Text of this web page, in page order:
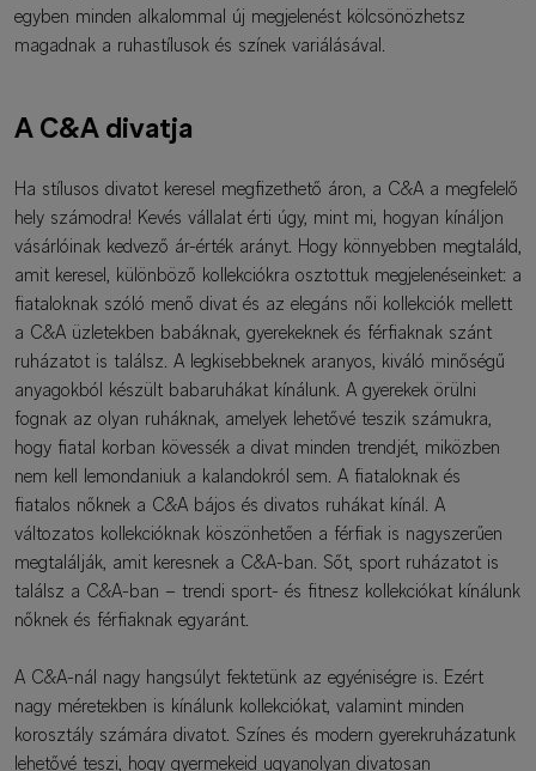
egyben minden alkalommal új megjelenést kölcsönözhetsz
magadnak a ruhastílusok és színek variálásával.
A C&A divatja
Ha stílusos divatot keresel megfizethető áron, a C&A a megfelelő
hely számodra! Kevés vállalat érti úgy, mint mi, hogyan kínáljon
vásárlóinak kedvező ár-érték arányt. Hogy könnyebben megtaláld,
amit keresel, különböző kollekciókra osztottuk megjelenéseinket: a
fiataloknak szóló menő divat és az elegáns női kollekciók mellett
a C&A üzletekben babáknak, gyerekeknek és férfiaknak szánt
ruházatot is találsz. A legkisebbeknek aranyos, kiváló minőségű
anyagokból készült babaruhákat kínálunk. A gyerekek örülni
fognak az olyan ruháknak, amelyek lehetővé teszik számukra,
hogy fiatal korban kövessék a divat minden trendjét, miközben
nem kell lemondaniuk a kalandokról sem. A fiataloknak és
fiatalos nőknek a C&A bájos és divatos ruhákat kínál. A
változatos kollekcióknak köszönhetően a férfiak is nagyszerűen
megtalálják, amit keresnek a C&A-ban. Sőt, sport ruházatot is
találsz a C&A-ban – trendi sport- és fitnesz kollekciókat kínálunk
nőknek és férfiaknak egyaránt.
A C&A-nál nagy hangsúlyt fektetünk az egyéniségre is. Ezért
nagy méretekben is kínálunk kollekciókat, valamint minden
korosztály számára divatot. Színes és modern gyerekruházatunk
lehetővé teszi, hogy gyermekeid ugyanolyan divatosan